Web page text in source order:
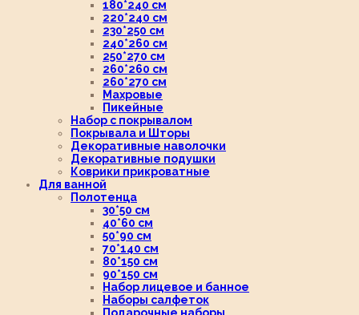
180*240 см
220*240 см
230*250 см
240*260 см
250*270 см
260*260 см
260*270 см
Махровые
Пикейные
Набор с покрывалом
Покрывала и Шторы
Декоративные наволочки
Декоративные подушки
Коврики прикроватные
Для ванной
Полотенца
30*50 см
40*60 см
50*90 см
70*140 см
80*150 см
90*150 см
Набор лицевое и банное
Наборы салфеток
Подарочные наборы